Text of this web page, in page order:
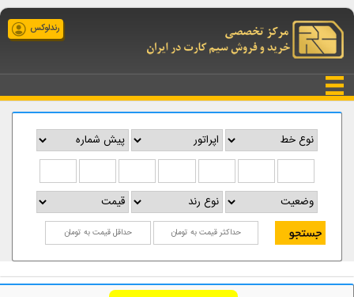
رندلوکس